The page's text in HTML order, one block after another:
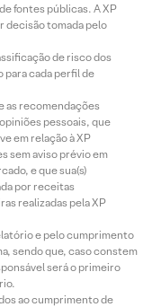
fontes públicas. A XP
decisão tomada pelo
de risco dos
para cada perfil de
as recomendações
pessoais, que
em relação à XP
sem aviso prévio em
e que sua(s)
por receitas
realizadas pela XP
e pelo cumprimento
sendo que, caso constem
será o primeiro
ao cumprimento de